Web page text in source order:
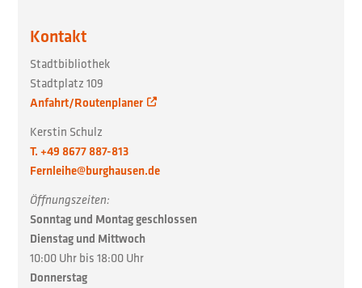
Kontakt
Stadtbibliothek
Stadtplatz 109
Anfahrt/Routenplaner
Kerstin Schulz
T. +49 8677 887-813
Fernleihe@burghausen.de
Öffnungszeiten:
Sonntag und Montag geschlossen
Dienstag und Mittwoch
10:00 Uhr bis 18:00 Uhr
Donnerstag